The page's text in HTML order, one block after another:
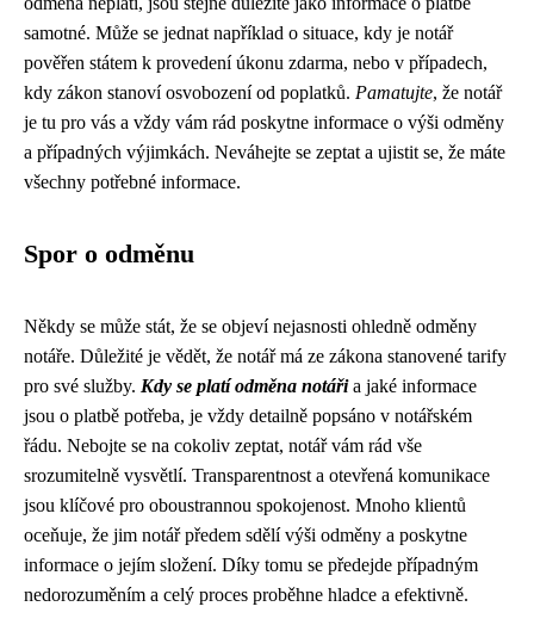
samotné. Může se jednat například o situace, kdy je notář
pověřen státem k provedení úkonu zdarma, nebo v případech,
kdy zákon stanoví osvobození od poplatků. Pamatujte, že notář
je tu pro vás a vždy vám rád poskytne informace o výši odměny
a případných výjimkách. Neváhejte se zeptat a ujistit se, že máte
všechny potřebné informace.
Spor o odměnu
Někdy se může stát, že se objeví nejasnosti ohledně odměny
notáře. Důležité je vědět, že notář má ze zákona stanovené tarify
pro své služby. Kdy se platí odměna notářia jaké informace
jsou o platbě potřeba, je vždy detailně popsáno v notářském
řádu. Nebojte se na cokoliv zeptat, notář vám rád vše
srozumitelně vysvětlí. Transparentnost a otevřená komunikace
jsou klíčové pro oboustrannou spokojenost. Mnoho klientů
oceňuje, že jim notář předem sdělí výši odměny a poskytne
informace o jejím složení. Díky tomu se předejde případným
nedorozuměním a celý proces proběhne hladce a efektivně.